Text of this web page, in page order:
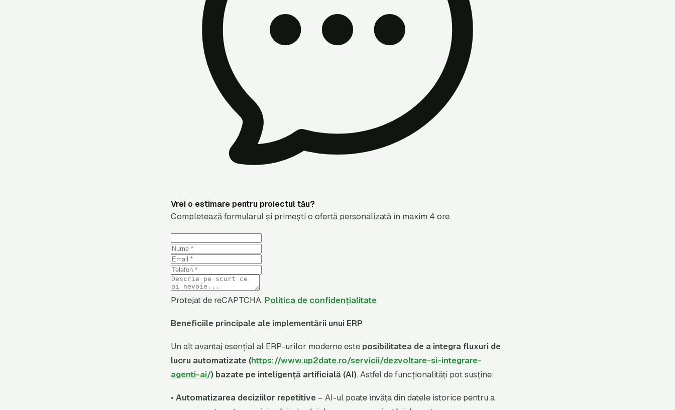
Vrei o estimare pentru proiectul tău?
Completează formularul și primești o ofertă personalizată în maxim 4 ore.
Protejat de reCAPTCHA. Politica de confidențialitate
Beneficiile principale ale implementării unui ERP
Un alt avantaj esențial al ERP-urilor moderne este posibilitatea de a integra fluxuri de
lucru automatizate (https://www.up2date.ro/servicii/dezvoltare-si-integrare-
agenti-ai/) bazate pe inteligență artificială (AI). Astfel de funcționalități pot susține:
• Automatizarea deciziilor repetitive – AI-ul poate învăța din datele istorice pentru a